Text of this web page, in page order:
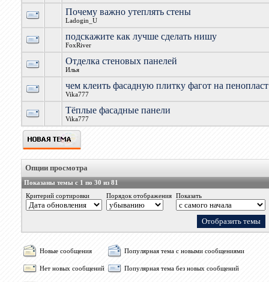
Почему важно утеплять стены
Ladogin_U
подскажите как лучше сделать нишу
FoxRiver
Отделка стеновых панелей
Илья
чем клеить фасадную плитку фагот на пенопласт
Vika777
Тёплые фасадные панели
Vika777
Опции просмотра
Показаны темы с 1 по 30 из 81
Критерий сортировки
Порядок отображения Показать
Новые сообщения Популярная тема с новыми сообщениями
Нет новых сообщений Популярная тема без новых сообщений